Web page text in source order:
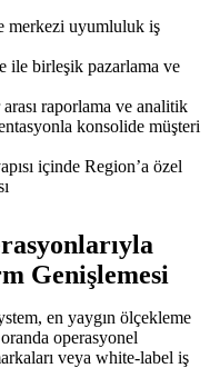
merkezi uyumluluk iş
ile birleşik pazarlama ve
raporlama ve analitik
konsolide müşteri
içinde Region’a özel
Genişlemesi
en yaygın ölçekleme
operasyonel
veya white-label iş